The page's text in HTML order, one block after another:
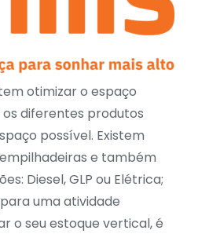
otimizar o espaço
diferentes produtos
possível. Existem
e também
Diesel, GLP ou Elétrica;
uma atividade
o seu estoque vertical, é